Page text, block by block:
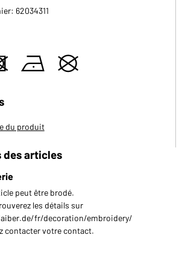
62034311
n U
du produit
des articles
peut être brodé.
les détails sur
fr/decoration/embroidery/
contacter votre contact.